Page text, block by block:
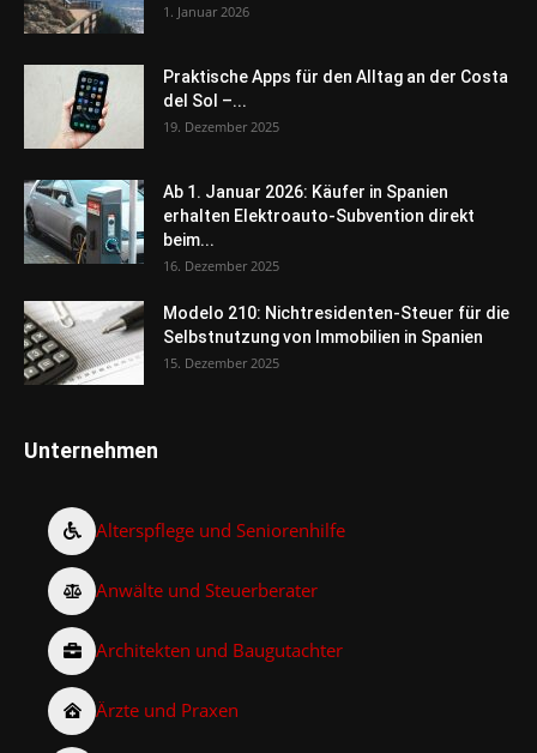
1. Januar 2026
Praktische Apps für den Alltag an der Costa
del Sol –...
19. Dezember 2025
Ab 1. Januar 2026: Käufer in Spanien
erhalten Elektroauto-Subvention direkt
beim...
16. Dezember 2025
Modelo 210: Nichtresidenten-Steuer für die
Selbstnutzung von Immobilien in Spanien
15. Dezember 2025
Unternehmen
Alterspflege und Seniorenhilfe
Anwälte und Steuerberater
Architekten und Baugutachter
Ärzte und Praxen